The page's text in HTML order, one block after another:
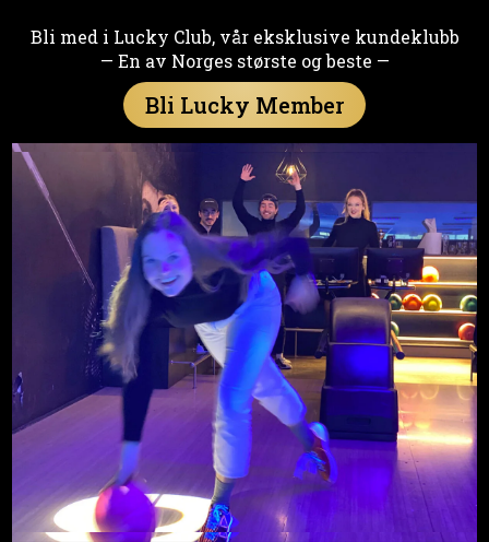
Bli med i Lucky Club, vår eksklusive kundeklubb
— En av Norges største og beste —
Bli Lucky Member